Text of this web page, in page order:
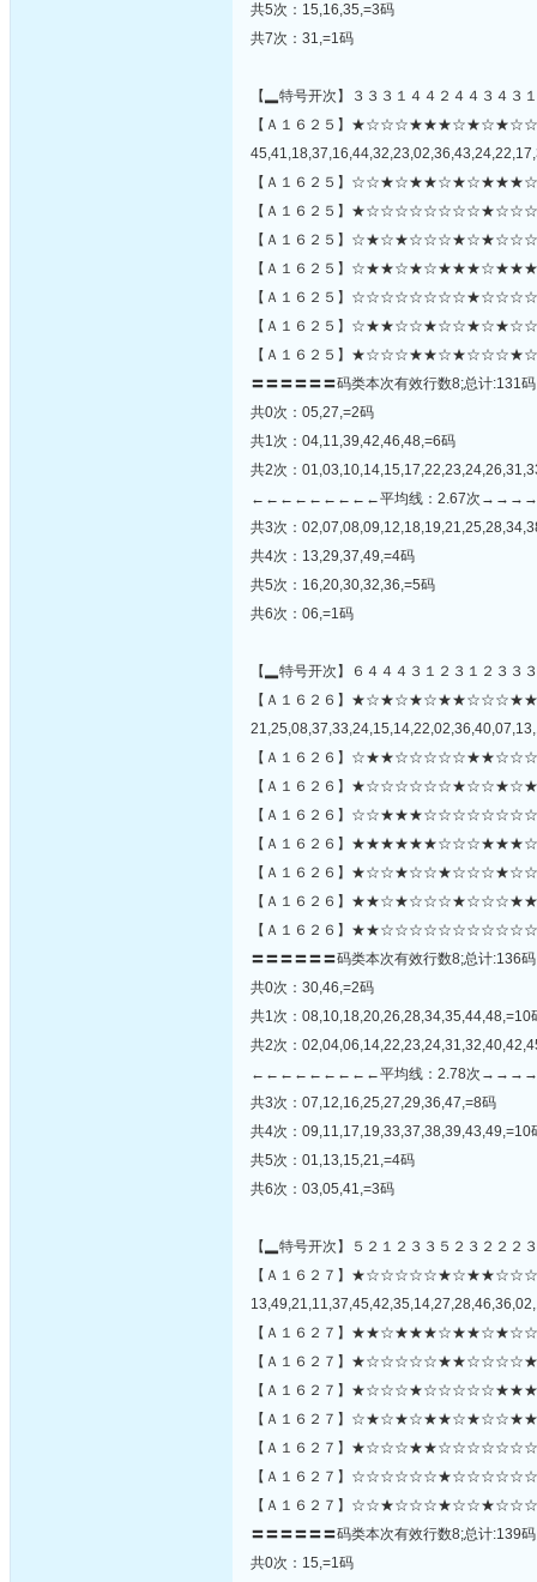
共5次：15,16,35,=3码
共7次：31,=1码
【▂特号开次】３３３１４４２４４３４３
【Ａ１６２５】
【Ａ１６２５】
【Ａ１６２５】
【Ａ１６２５】
【Ａ１６２５】
【Ａ１６２５】
【Ａ１６２５】
【Ａ１６２５】
〓〓〓〓〓〓码类本次有效行数8;总计:131
共0次：05,27,=2码
共1次：04,11,39,42,46,48,=6码
共2次：
←←←←←←←←←平均线：2.67次
共3次：
共4次：13,29,37,49,=4码
共5次：16,20,30,32,36,=5码
共6次：06,=1码
【▂特号开次】６４４４３１２３１２３３
【Ａ１６２６】
【Ａ１６２６】
【Ａ１６２６】
【Ａ１６２６】
【Ａ１６２６】
【Ａ１６２６】
【Ａ１６２６】
【Ａ１６２６】
〓〓〓〓〓〓码类本次有效行数8;总计:136
共0次：30,46,=2码
共1次：08,10,18,20,26,28,34,35,44,48,=10
共2次：
←←←←←←←←←平均线：2.78次
共3次：07,12,16,25,27,29,36,47,=8码
共4次：09,11,17,19,33,37,38,39,43,49,=10
共5次：01,13,15,21,=4码
共6次：03,05,41,=3码
【▂特号开次】５２１２３３５２３２２２
【Ａ１６２７】
【Ａ１６２７】
【Ａ１６２７】
【Ａ１６２７】
【Ａ１６２７】
【Ａ１６２７】
【Ａ１６２７】
【Ａ１６２７】
〓〓〓〓〓〓码类本次有效行数8;总计:139
共0次：15,=1码